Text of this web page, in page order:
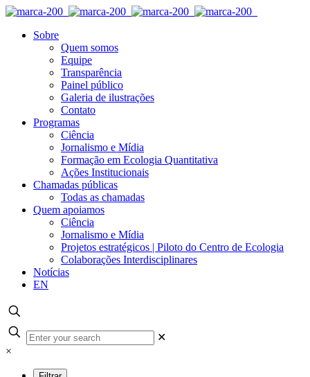
Sobre
Quem somos
Equipe
Transparência
Painel público
Galeria de ilustrações
Contato
Programas
Ciência
Jornalismo e Mídia
Formação em Ecologia Quantitativa
Ações Institucionais
Chamadas públicas
Todas as chamadas
Quem apoiamos
Ciência
Jornalismo e Mídia
Projetos estratégicos | Piloto do Centro de Ecologia
Colaborações Interdisciplinares
Notícias
EN
✕
×